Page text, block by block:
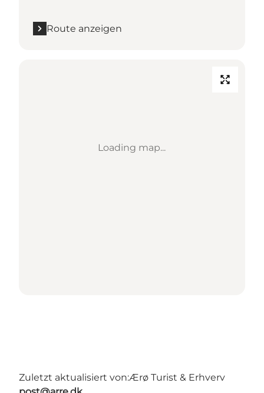
Route anzeigen
Loading map...
Zuletzt aktualisiert von:Ærø Turist & Erhverv